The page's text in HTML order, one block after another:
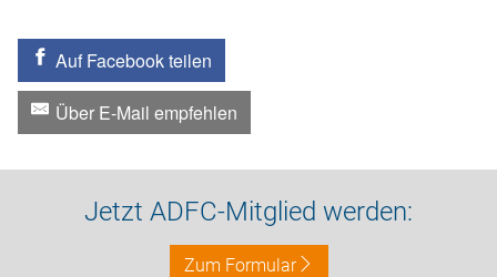
Auf Facebook teilen
Über E-Mail empfehlen
Jetzt ADFC-Mitglied werden:
Zum Formular